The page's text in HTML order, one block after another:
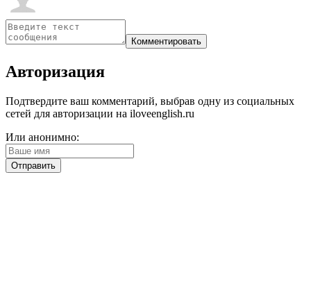
Авторизация
Подтвердите ваш комментарий, выбрав одну из социальных
сетей для авторизации на iloveenglish.ru
Или анонимно: